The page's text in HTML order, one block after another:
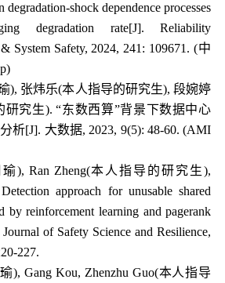
degradation-shock dependence processes
degradation rate[J]. Reliability
System Safety, 2024, 241: 109671. (中
), 张炜乐(本人指导的研究生),段婉婷
研究生).“东数西算”背景下数据中心
析[J]. 大数据, 2023, 9(5): 48-60. (AMI
), Ran Zheng(本人指导的研究生),
approach for unusable shared
by reinforcement learning and pagerank
of Safety Science and Resilience,
227.
), Gang Kou, Zhenzhu Guo(本人指导